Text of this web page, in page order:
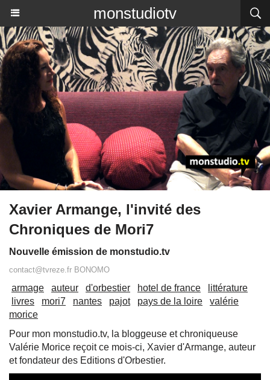
monstudiotv
Xavier Armange, l'invité des
Chroniques de Mori7
Nouvelle émission de monstudio.tv
contact@tvreze.fr BONOMO
armage auteur d'orbestier hotel de france
littérature
livres
mori7 nantes pajot pays de la loire
valérie
morice
Pour mon monstudio.tv, la bloggeuse et chroniqueuse
Valérie Morice reçoit ce mois-ci, Xavier d'Armange, auteur
et fondateur des Editions d'Orbestier.